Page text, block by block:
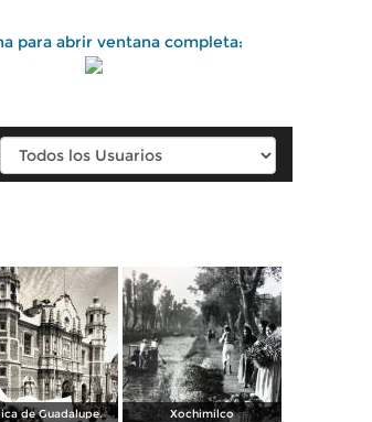
para abrir ventana completa:
de Guadalupe. Xochimilco